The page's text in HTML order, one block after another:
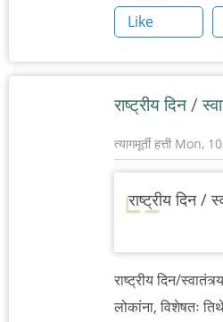
Like
राष्ट्रीय दिन /
त्यागमूर्ती हत्ती Mon,
राष्ट्रीय दिन /
राष्ट्रीय दिन/
लोकांना, विशेषतः